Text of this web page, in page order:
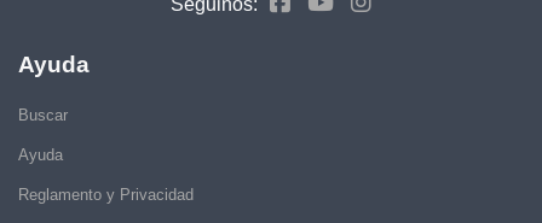
Ayuda
Buscar
Ayuda
Reglamento y Privacidad